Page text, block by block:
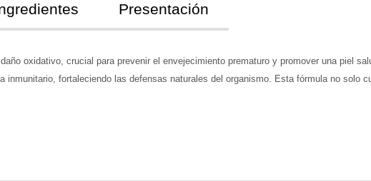
Presentación
oxidativo, crucial para prevenir el envejecimiento prematuro y promover una piel
fortaleciendo las defensas naturales del organismo. Esta fórmula no solo